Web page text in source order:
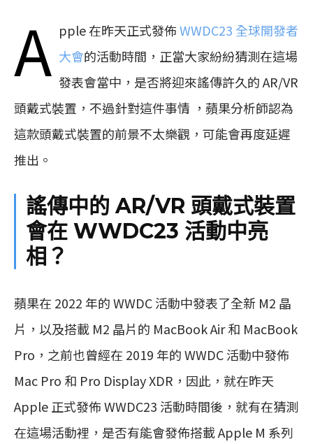
A pple 在昨天正式發佈WWDC23 全球開發者
大會的活動時間，正當大家紛紛猜測在這場
發表會當中，是否將迎來謠傳許久的 AR/VR
頭戴式裝置，不過針對這件事情 ，蘋果分析師認為
這款頭戴式裝置的前景不太樂觀，可能會再度延遲
推出。
謠傳中的 AR/VR 頭戴式裝置
會在 WWDC23 活動中亮
相？
蘋果在 2022 年的 WWDC 活動中發表了全新 M2 晶
片，以及搭載 M2 晶片的 MacBook Air 和 MacBook
Pro，之前也曾經在 2019 年的 WWDC 活動中發佈
Mac Pro 和 Pro Display XDR，因此，就在昨天
Apple 正式發佈 WWDC23 活動時間後，就有在猜測
在這場活動裡，是否有能會發佈搭載 Apple M 系列